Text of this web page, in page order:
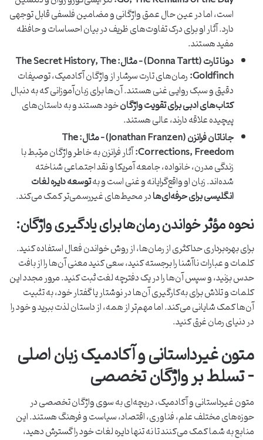
است، اما در عین حال عمق واژگانی و مضامین فلسفی قابل توجهی
دارد. آثار او برای درک تفاوت‌های ظریف در بیان احساسات و حافظه
مفید هستند.
دونا تارت (Donna Tartt) – مثال: The Secret History, The
Goldfinch: رمان‌های تارت سرشار از واژگان آکادمیک، توصیفات
دقیق و سبک روایی غنی هستند. آن‌ها برای زبان‌آموزانی که به دنبال
کتاب‌های ادبی برای تقویت واژگانخود هستند و به داستان‌های
پیچیده علاقه دارند، عالی هستند.
جاناتان فرانزن (Jonathan Franzen) – مثال: The
Corrections, Freedom: آثار فرانزن به خاطر واژگان مرتبط با
زندگی مدرن، خانواده، جامعه آمریکا و نقد اجتماعی شناخته
شده‌اند. زبان او واقع‌گرایانه و غنی است و بهتوسعه دایره لغات
انگلیسی برای حرفه‌ای‌هادر محیط‌های غیررسمی‌تر کمک می‌کند.
نحوه مؤثر خواندن رمان‌ها برای یادگیری واژگان:
برای بهره‌برداری حداکثری از رمان‌ها، از روش خواندن فعال استفاده کنید.
کلمات و عبارات ناآشنا را برجسته کنید، سعی کنید معنی آن‌ها را از بافت
حدس بزنید، و سپس آن‌ها را در یک دفترچه لغت ثبت کنید. مرور مجدد این
کلمات و تلاش برای به‌کارگیری آن‌ها در نوشتار یا گفتار خود، به تثبیت
آن‌ها کمک شایانی می‌کند. اما مهم‌تر از همه، از داستان لذت ببرید و خود را
در دنیای رمان غرق کنید.
متون غیرداستانی و آکادمیک زبان اصلی
– تسلط بر واژگان تخصصی
متون غیرداستانی و آکادمیک، دریچه‌ای به سوی واژگان تخصصی در
حوزه‌های مختلف علم، فناوری، اقتصاد، سیاست و فرهنگ هستند. این
منابع به شما کمک می‌کنند تا نه تنها دایره لغات خود را گسترش دهید،